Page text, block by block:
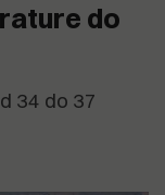
do
34 do 37